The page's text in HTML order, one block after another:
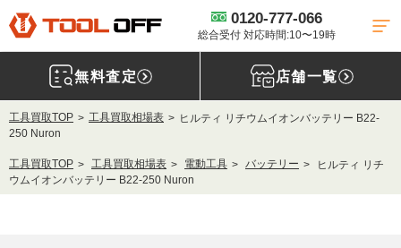
0120-777-066
総合受付 対応時間:10〜19時
無料査定 店舗一覧
工具買取TOP 工具買取相場表
ヒルティ リチウムイオンバッテリー B22-
250 Nuron
工具買取TOP 工具買取相場表 電動工具 バッテリー
ヒルティ リチ
ウムイオンバッテリー B22-250 Nuron